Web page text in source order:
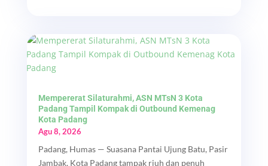
Mempererat Silaturahmi, ASN MTsN 3 Kota
Padang Tampil Kompak di Outbound Kemenag
Kota Padang
Agu 8, 2026
Padang, Humas — Suasana Pantai Ujung Batu, Pasir
Jambak, Kota Padang tampak riuh dan penuh